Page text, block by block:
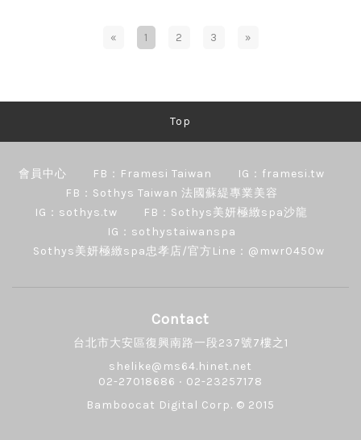
« 1 2 3 »
Top
會員中心 FB：Framesi Taiwan
IG：framesi.tw
FB：Sothys Taiwan 法國蘇緹專業美容
IG：sothys.tw
FB：Sothys美妍極緻spa沙龍
IG：sothystaiwanspa
Sothys美妍極緻spa忠孝店/官方Line：@mwr0450w
Contact
台北市大安區復興南路一段237號7樓之1
shelike@ms64.hinet.net
02-27018686 ‧ 02-23257178
Bamboocat Digital Corp. © 2015